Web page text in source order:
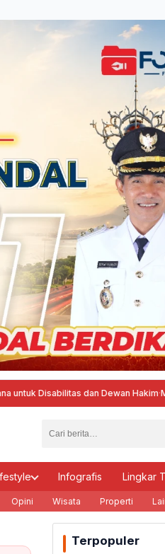
Disabilitas dan Dewan Hakim ·
Infografis Lingkar
Opini Wisata Properti
Terpopuler